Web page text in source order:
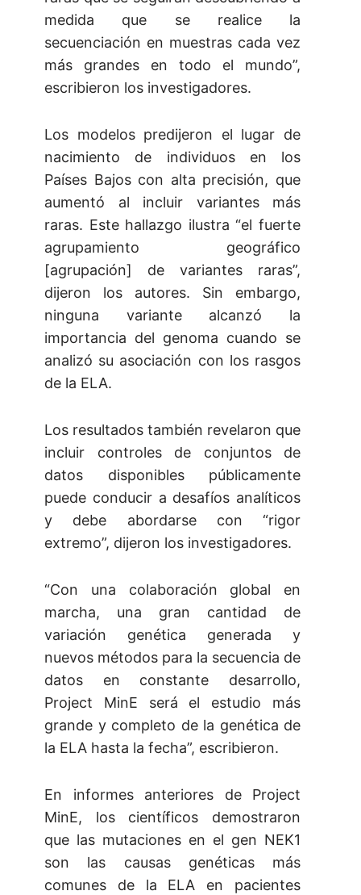
medida que se realice la
secuenciación en muestras cada vez
más grandes en todo el mundo”,
escribieron los investigadores.
Los modelos predijeron el lugar de
nacimiento de individuos en los
Países Bajos con alta precisión, que
aumentó al incluir variantes más
raras. Este hallazgo ilustra “el fuerte
agrupamiento geográfico
[agrupación] de variantes raras”,
dijeron los autores. Sin embargo,
ninguna variante alcanzó la
importancia del genoma cuando se
analizó su asociación con los rasgos
de la ELA.
Los resultados también revelaron que
incluir controles de conjuntos de
datos disponibles públicamente
puede conducir a desafíos analíticos
y debe abordarse con “rigor
extremo”, dijeron los investigadores.
“Con una colaboración global en
marcha, una gran cantidad de
variación genética generada y
nuevos métodos para la secuencia de
datos en constante desarrollo,
Project MinE será el estudio más
grande y completo de la genética de
la ELA hasta la fecha”, escribieron.
En informes anteriores de Project
MinE, los científicos demostraron
que las mutaciones en el gen NEK1
son las causas genéticas más
comunes de la ELA en pacientes